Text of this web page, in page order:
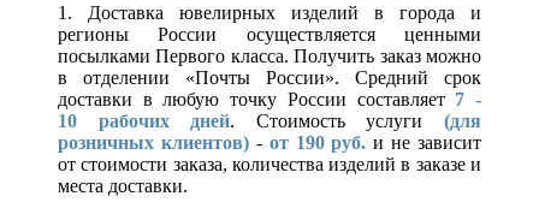
1. Доставка ювелирных изделий в города и
регионы России осуществляется ценными
посылками Первого класса. Получить заказ можно
в отделении «Почты России». Средний срок
доставки в любую точку России составляет 7 -
10 рабочих дней. Стоимость услуги(для
розничных клиентов)- от 190 руб. и не зависит
от стоимости заказа, количества изделий в заказе и
места доставки.